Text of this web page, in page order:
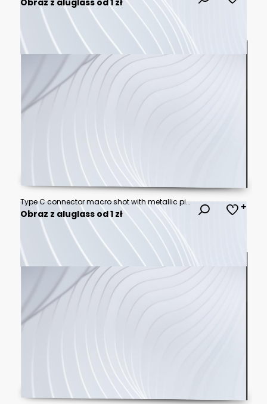
Type C connector macro shot with metallic pins high detail modern device showing intricate electrical component on glowing circuit board background evoking futuristic technological advancement
Obraz z aluglass od 1 zł